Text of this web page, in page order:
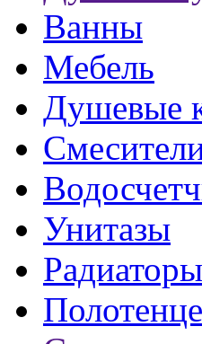
Ванны
Мебель
Душевые
Унитазы